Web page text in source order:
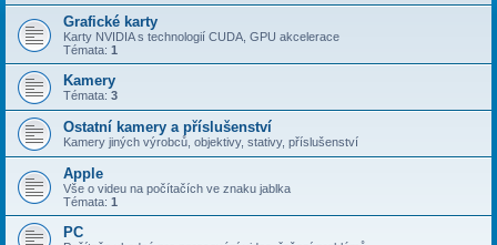
Grafické karty
Karty NVIDIA s technologií CUDA, GPU akcelerace
Témata: 1
Kamery
Témata: 3
Ostatní kamery a příslušenství
Kamery jiných výrobců, objektivy, stativy, příslušenství
Apple
Vše o videu na počítačích ve znaku jablka
Témata: 1
PC